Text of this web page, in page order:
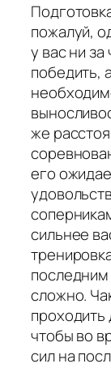
пожалуй,
у вас ни за
победить,
же
его
сильнее
последним
сложно.
чтобы во
сил на